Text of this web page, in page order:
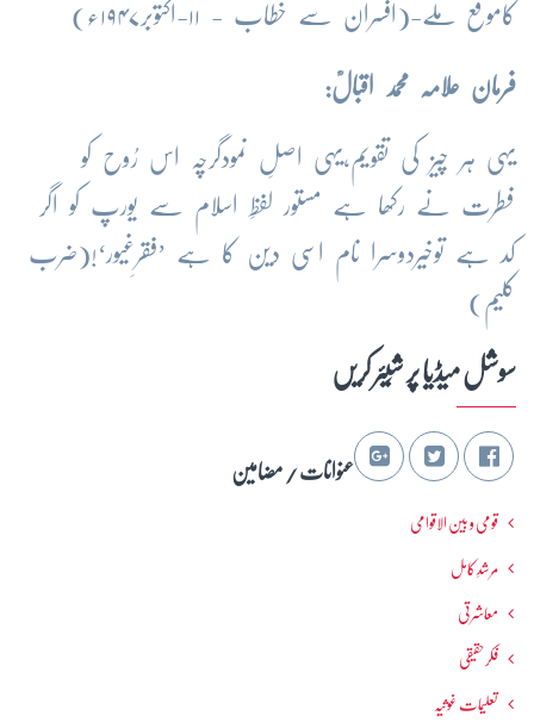
کاموقع ملے-(افسران سے خطاب - ۱۱-اکتوبر۱۹۴۷ء)
فرمان علامہ محمد اقبالؒ:
یہی ہر چیز کی تقویم،یہی اصلِ نمودگرچہ اس رُوح کو
فطرت نے رکھا ہے مستور لفظِ اسلام سے یورپ کو اگر
کد ہے توخیردوسرا نام اسی دین کا ہے ’فقرِغیور‘!(ضرب
کلیم)
سوشل میڈیا پر شِیئر کریں
عنوانات / مضامین
قومی و بین الاقوامی
مرشدِ کامل
معاشرتی
فکرحقیقی
تعلیمات غوثیہ